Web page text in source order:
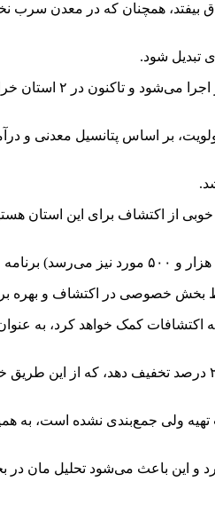
بیفتد، همچنان که در معدن سرب
تبدیل شود.
جعفری در بخش دیگری از سخنانش به طرح تحول
بر اساس پتانسیل معدنی و درآمد
از اکتشاف برای این استان
بخش خصوصی در اکتشاف و بهره
کمک خواهد کرد، به
جعفری اضافه کرد: اگر بهره بردار قبل از پرداخت حقوق دولتی، طرحی در این رابطه اجرا کند، دولت یا
اطلاعات تهیه ولی جمع‌بندی نشده است،
و این باعث می‌شود تحلیل مان